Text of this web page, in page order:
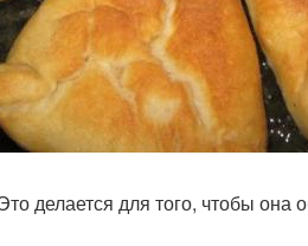
делается для того, чтобы она